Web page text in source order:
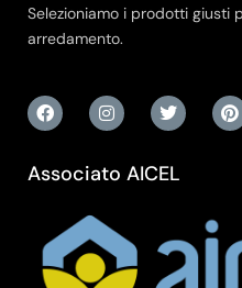
Selezioniamo i prodotti giusti
arredamento.
Associato AICEL